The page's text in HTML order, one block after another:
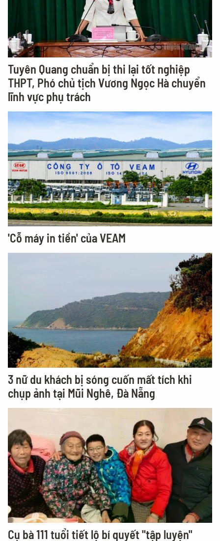
Tuyên Quang chuẩn bị thi lại tốt nghiệp
THPT, Phó chủ tịch Vương Ngọc Hà chuyển
lĩnh vực phụ trách
'Cỗ máy in tiền' của VEAM
3 nữ du khách bị sóng cuốn mất tích khi
chụp ảnh tại Mũi Nghê, Đà Nẵng
Cụ bà 111 tuổi tiết lộ bí quyết "tập luyện"